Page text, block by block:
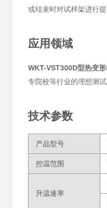
或结束时对试样架进行
应用领域
WKT-VST300D型热变
专院校等行业的理想测试
技术参数
产品型号
控温范围
升温速率